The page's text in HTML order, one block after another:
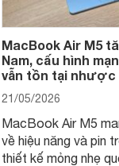
MacBook Air M5
Nam, cấu hình
vẫn tồn tại nhược
21/05/2026
MacBook Air M5
về hiệu năng và pin
thiết kế mỏng nhẹ